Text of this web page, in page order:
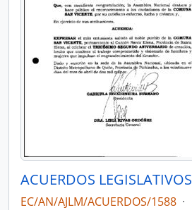
ACUERDOS LEGISLATIVOS
EC/AN/AJLM/ACUERDOS/1588 ·